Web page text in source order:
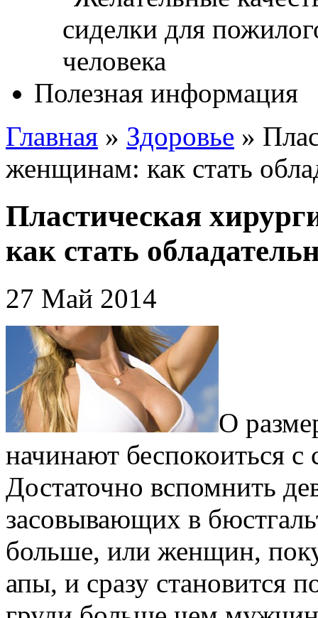
Полезная информация
Главная » Здоровье »
женщинам: как стать
Пластическая
как стать
27 Май 2014
О
начинают беспокоиться
Достаточно вспомнить
засовывающих в
больше, или женщин,
апы, и сразу становится